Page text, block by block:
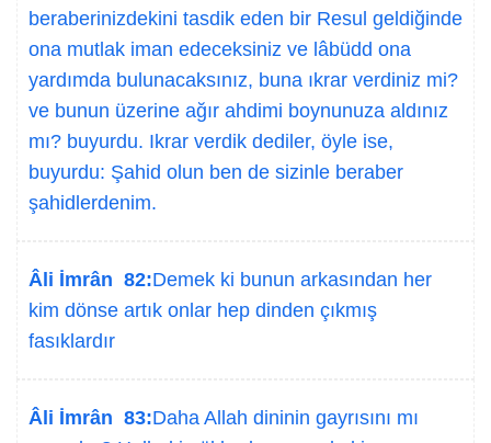
beraberinizdekini tasdik eden bir Resul geldiğinde
ona mutlak iman edeceksiniz ve lâbüdd ona
yardımda bulunacaksınız, buna ıkrar verdiniz mi?
ve bunun üzerine ağır ahdimi boynunuza aldınız
mı? buyurdu. Ikrar verdik dediler, öyle ise,
buyurdu: Şahid olun ben de sizinle beraber
şahidlerdenim.
Âli İmrân 82:Demek ki bunun arkasından her
kim dönse artık onlar hep dinden çıkmış
fasıklardır
Âli İmrân 83:Daha Allah dininin gayrısını mı